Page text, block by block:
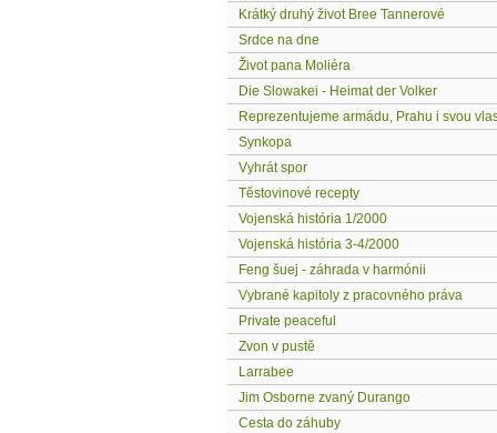
Krátký druhý život Bree Tannerové
Srdce na dne
Život pana Moliéra
Die Slowakei - Heimat der Volker
Reprezentujeme armádu, Prahu i svou
Synkopa
Vyhrát spor
Těstovinové recepty
Vojenská história 1/2000
Vojenská história 3-4/2000
Feng šuej - záhrada v harmónii
Vybrané kapitoly z pracovného práva
Private peaceful
Zvon v pustě
Larrabee
Jim Osborne zvaný Durango
Cesta do záhuby